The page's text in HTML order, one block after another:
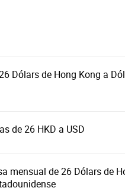
Dólars de Hong Kong a
de 26 HKD a USD
mensual de 26 Dólars de